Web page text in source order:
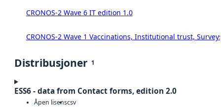
CRONOS-2 Wave 6 IT edition 1.0
CRONOS-2 Wave 1 Vaccinations, Institutional trust,
Distribusjoner 1
ESS6 - data from Contact forms, edition 2.0
Åpen lisenscsv